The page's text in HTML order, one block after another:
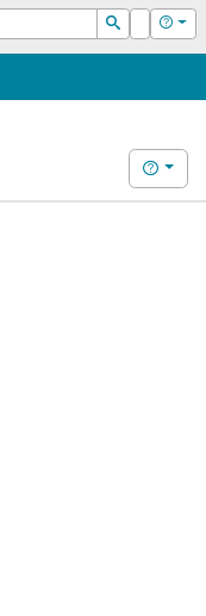
Suchen
Login Hilfe
Hilfe